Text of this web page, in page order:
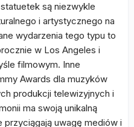
są niezwykle
i artystycznego na
wydarzenia tego typu to
w Los Angeles i
filmowym. Inne
Awards dla muzyków
produkcji telewizyjnych i
ma swoją unikalną
uwagę mediów i